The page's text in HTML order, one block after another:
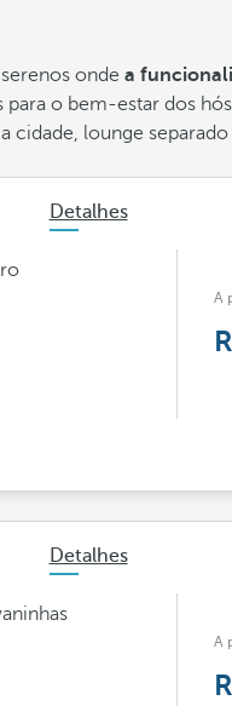
onde a
o bem-estar dos
lounge separado
Detalhes
A
Detalhes
A